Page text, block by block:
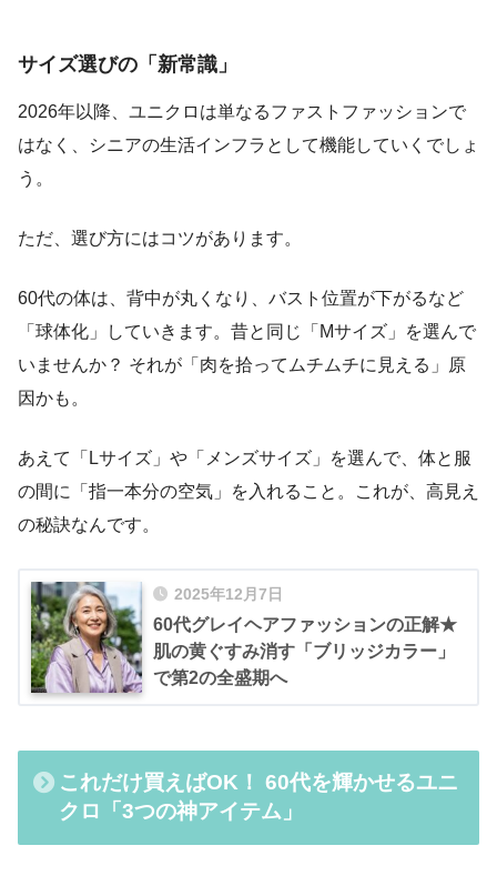
サイズ選びの「新常識」
2026年以降、ユニクロは単なるファストファッションで
はなく、シニアの生活インフラとして機能していくでしょ
う。
ただ、選び方にはコツがあります。
60代の体は、背中が丸くなり、バスト位置が下がるなど
「球体化」していきます。昔と同じ「Mサイズ」を選んで
いませんか？ それが「肉を拾ってムチムチに見える」原
因かも。
あえて「Lサイズ」や「メンズサイズ」を選んで、体と服
の間に「指一本分の空気」を入れること。これが、高見え
の秘訣なんです。
2025年12月7日
60代グレイヘアファッションの正解★
肌の黄ぐすみ消す「ブリッジカラー」
で第2の全盛期へ
これだけ買えばOK！ 60代を輝かせるユニ
クロ「3つの神アイテム」